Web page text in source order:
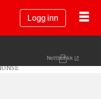
Logg inn
Nettbutikk